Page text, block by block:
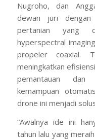
Nugroho, dan
dewan juri
pertanian yang
hyperspectral
propeler coaxial.
meningkatkan
pemantauan dan
kemampuan
drone ini menjadi
“Awalnya ide ini
tahun lalu yang